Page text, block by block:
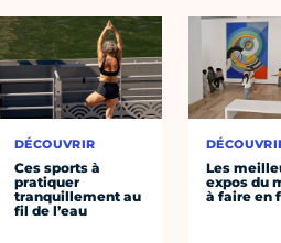
DÉCOUVRIR
Ces sports à
pratiquer
tranquillement au
fil de l’eau
Les
expos du
à faire en